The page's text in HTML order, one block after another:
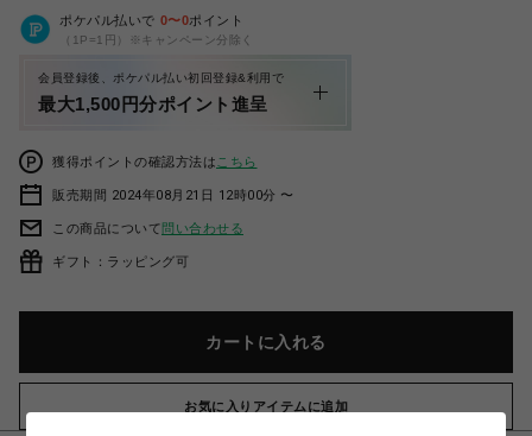
ポケパル払いで 0〜0ポイント
（1P=1円）※キャンペーン分除く
会員登録後、ポケパル払い初回登録&利用で
最大1,500円分ポイント進呈
獲得ポイントの確認方法は こちら
販売期間 2024年08月21日 12時00分 〜
この商品について問い合わせる
ギフト：ラッピング可
カートに入れる
お気に入りアイテムに追加